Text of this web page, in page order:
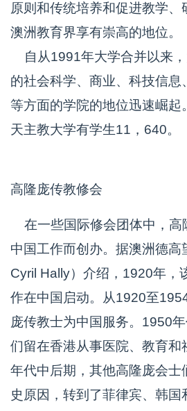
原则和传统培养和促进教学、
澳洲教育界享有崇高的地位。
自从1991年大学合并以来
的社会科学、商业、科技信息
等方面的学院的地位迅速崛起
天主教大学有学生11，640。
高隆庞传教修会
在一些国际修会团体中，高
中国工作而创办。据澳洲德高
Cyril Hally）介绍，1920年，
作在中国启动。从1920至
庞传教士为中国服务。1950
们留在香港从事医院、教育和
年代中后期，其他高隆庞会士
史原因，转到了菲律宾、韩国